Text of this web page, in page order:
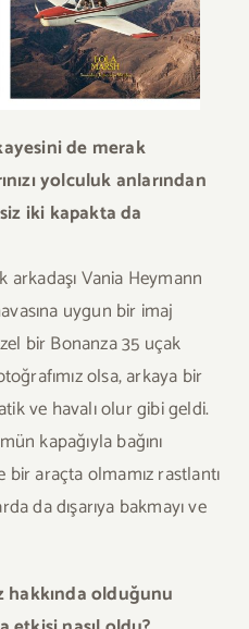
de merak
yolculuk anlarından
iki kapakta da
arkadaşı Vania Heymann
uygun bir imaj
bir Bonanza 35 uçak
olsa, arkaya bir
ve havalı olur gibi geldi.
kapağıyla bağını
araçta olmamız rastlantı
da dışarıya bakmayı ve
hakkında olduğunu